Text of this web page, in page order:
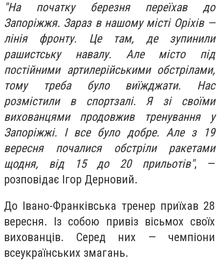
"На початку березня переїхав до
Запоріжжя. Зараз в нашому місті Оріхів —
лінія фронту. Це там, де зупинили
рашистську навалу. Але місто під
постійними артилерійськими обстрілами,
тому треба було виїжджати. Нас
розмістили в спортзалі. Я зі своїми
вихованцями продовжив тренування у
Запоріжжі. І все було добре. Але з 19
вересня почалися обстріли ракетами
щодня, від 15 до 20 прильотів", —
розповідає Ігор Дерновий.
До Івано-Франківська тренер приїхав 28
вересня. Із собою привіз вісьмох своїх
вихованців. Серед них — чемпіони
всеукраїнських змагань.